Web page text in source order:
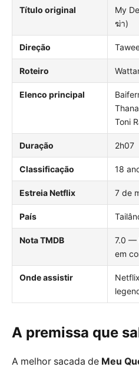
Título original
My
ฆ่า)
Direção
Roteiro
Elenco principal
Toni
Duração 2h07
Classificação 18
Estreia Netflix 7 de
País
Nota TMDB
7.0 —
em
Onde assistir
A premissa que
A melhor sacada de Meu